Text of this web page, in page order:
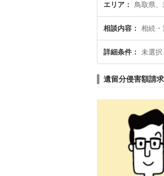
エリア 鳥取県
相談内容 相続
詳細条件 未選択
遺留分侵害額請